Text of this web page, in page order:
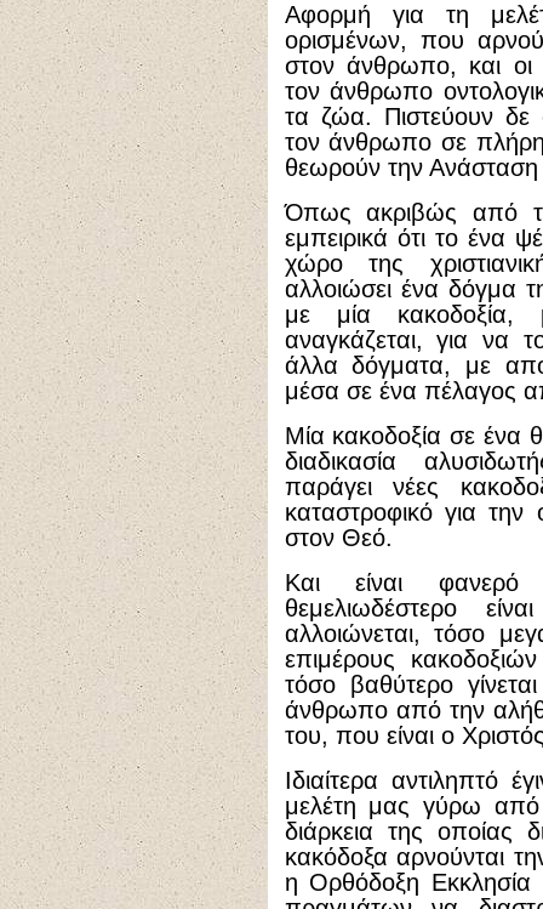
Αφορμή για τη
ορισμένων, που
στον άνθρωπο, και οι
τον άνθρωπο
τα ζώα. Πιστεύουν δε
τον άνθρωπο σε πλήρη
θεωρούν την Ανάσταση
Όπως ακριβώς από
εμπειρικά ότι το ένα
χώρο της
αλλοιώσει ένα δόγμα
με μία
αναγκάζεται, για να
άλλα δόγματα, με
μέσα σε ένα πέλαγος
Μία κακοδοξία σε ένα
διαδικασία
παράγει νέες
καταστροφικό για
στον Θεό.
Και είναι
θεμελιωδέστερο
αλλοιώνεται, τόσο
επιμέρους
τόσο βαθύτερο
άνθρωπο από την
του, που είναι ο
Ιδιαίτερα αντιληπτό
μελέτη μας γύρω
διάρκεια της οποίας
κακόδοξα αρνούνται
η Ορθόδοξη Εκκλησία